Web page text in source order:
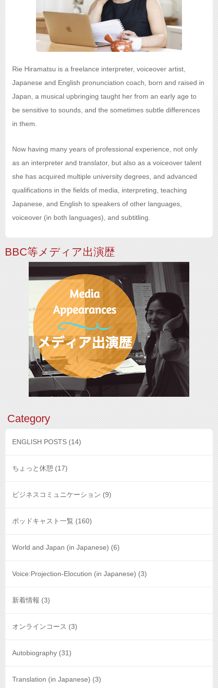
Rie Hiramatsu is a freelance interpreter, voiceover artist,
Japanese and English pronunciation coach, born and raised in
Japan, a musical upbringing taught her from an early age to
be sensitive to sounds, and the sometimes subtle differences
in them.
Now having many years of professional experience, not only
as an interpreter and translator, but also as a voiceover talent
she has acquired multiple university degrees, and advanced
qualifications in the fields of media, interpreting, teaching
Japanese, and English to speakers of other languages,
voiceover (in both languages), and subtitling.
BBC等メディア出演歴
Category
ENGLISH POSTS (14)
ちょっと休憩 (17)
ビジネスコミュニケーション (9)
ポッドキャスト一覧 (160)
World and Japan (in Japanese) (6)
Voice:Projection-Elocution (in Japanese) (3)
新着情報 (3)
オンラインコース (3)
Autobiography (31)
Translation (in Japanese) (3)